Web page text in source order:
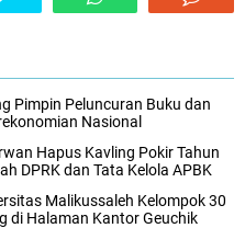
Pimpin Peluncuran Buku dan
Nasional
Hapus Kavling Pokir Tahun
DPRK dan Tata Kelola APBK
Malikussaleh Kelompok 30
di Halaman Kantor Geuchik